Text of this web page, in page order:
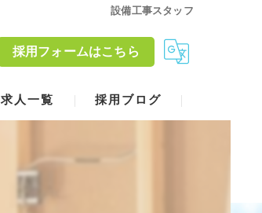
設備工事スタッフ
採用フォームはこちら
求人一覧 採用ブログ